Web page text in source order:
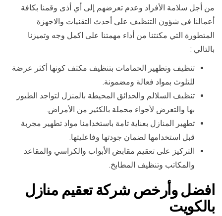
من أجل سلامة الأفراد وعدم تعرضهم إلى أي أذى وقمنا بكافة
أعمالنا في شؤون التنظيف على أحدث التقنيات والاجهزة
المتطورة التي مكنتنا من أداء مهمتنا على اكمل وجه وتميزنا
بالتالي :
تنظيف وتطهير الحمامات بتنظيف مكثف كونها أكثر عرضة
للتلوث بمواد فعالة ومضمونة.
تنظيف السلالم والحدائق المحيطة بالمنزل لتواجد الطيور
بها والتعرض لأجواء محملة بالكثير من الأمراض.
تطهير المنازل بعناية تامة باستخدامنا مواد تطهير مجربة
قبل استخدامها لضمان جودتها وفاعليتها.
التركيز على تعقيم مقابض الأبواب والكراسي والمقاعد
والمكاتب وتنظيف المطابخ.
افضل وأرخص شركة تعقيم منازل
بالكويت